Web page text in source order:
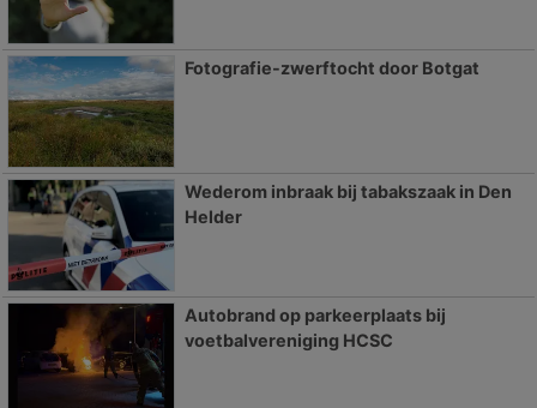
Fotografie-zwerftocht door Botgat
Wederom inbraak bij tabakszaak in Den
Helder
Autobrand op parkeerplaats bij
voetbalvereniging HCSC